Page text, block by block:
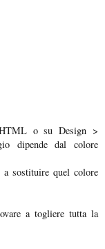
o su Design >
dipende dal colore
a sostituire quel colore
a togliere tutta la